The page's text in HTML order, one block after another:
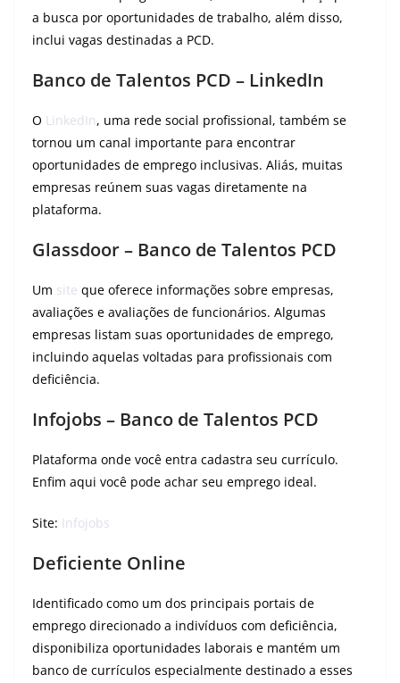
a busca por oportunidades de trabalho, além disso,
inclui vagas destinadas a PCD.
Banco de Talentos PCD – LinkedIn
O LinkedIn, uma rede social profissional, também se
tornou um canal importante para encontrar
oportunidades de emprego inclusivas. Aliás, muitas
empresas reúnem suas vagas diretamente na
plataforma.
Glassdoor – Banco de Talentos PCD
Um site que oferece informações sobre empresas,
avaliações e avaliações de funcionários. Algumas
empresas listam suas oportunidades de emprego,
incluindo aquelas voltadas para profissionais com
deficiência.
Infojobs – Banco de Talentos PCD
Plataforma onde você entra cadastra seu currículo.
Enfim aqui você pode achar seu emprego ideal.
Site: Infojobs
Deficiente Online
Identificado como um dos principais portais de
emprego direcionado a indivíduos com deficiência,
disponibiliza oportunidades laborais e mantém um
banco de currículos especialmente destinado a esses